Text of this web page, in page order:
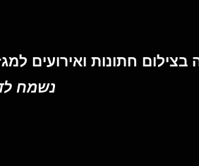
דתי | צלם חתונות חרדי
מילה | צילום אירועים דתיים ואמנותיים
חתונות ואירועים
נשמח